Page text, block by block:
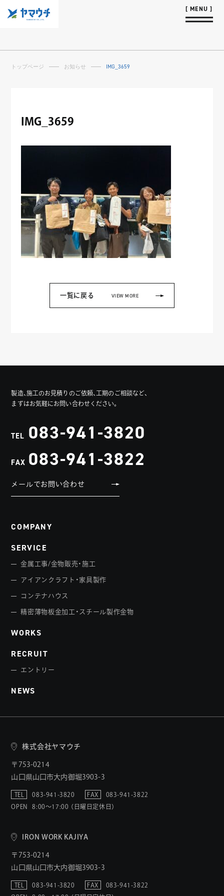
トップページ お知らせ IMG_3659
IMG_3659
一覧に戻る VIEW MORE
製造、施工のお見積りのご依頼、工期のご相談など、
まずはお気軽にお問い合わせください。
TEL 083-941-3820
FAX 083-941-3822
メールでお問い合わせ
COMPANY
SERVICE
金属工事/金物販売・施工
アイアンクラフト・家具製作
コンテナハウス
精密薄物板金加工・スチール製作金物
WORKS
RECRUIT
エントリー
NEWS
株式会社ヤマウチ
〒753-0214
山口県山口市大内御堀3903-3
TEL 083-941-3820 FAX
083-941-3822
OPEN
8:00〜17:00 （日曜日定休日）
IRON WORK KAJIYA
〒753-0214
山口県山口市大内御堀3903-3
TEL 083-941-3820 FAX
083-941-3822